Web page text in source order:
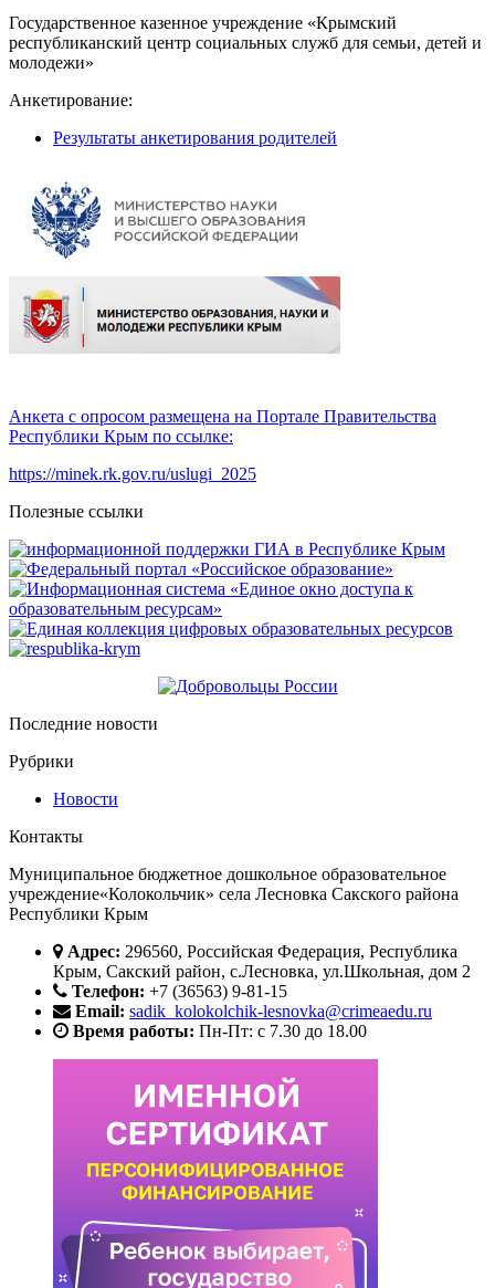
Государственное казенное учреждение «Крымский
республиканский центр социальных служб для семьи, детей и
молодежи»
Анкетирование:
Результаты анкетирования родителей
Анкета с опросом размещена на Портале Правительства
Республики Крым по ссылке:
https://minek.rk.gov.ru/uslugi_2025
Полезные ссылки
Последние новости
Рубрики
Новости
Контакты
Муниципальное бюджетное дошкольное образовательное
учреждение«Колокольчик» села Лесновка Сакского района
Республики Крым
Адрес: 296560, Российская Федерация, Республика
Крым, Сакский район, с.Лесновка, ул.Школьная, дом 2
Телефон: +7 (36563) 9-81-15
Email: sadik_kolokolchik-lesnovka@crimeaedu.ru
Время работы: Пн-Пт: с 7.30 до 18.00